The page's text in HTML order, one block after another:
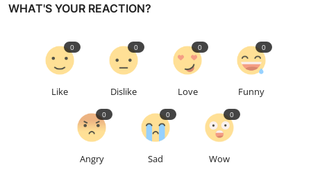
WHAT'S YOUR REACTION?
Like
0
Dislike
0
Love
0
Funny
0
Angry
0
Sad
0
Wow
0